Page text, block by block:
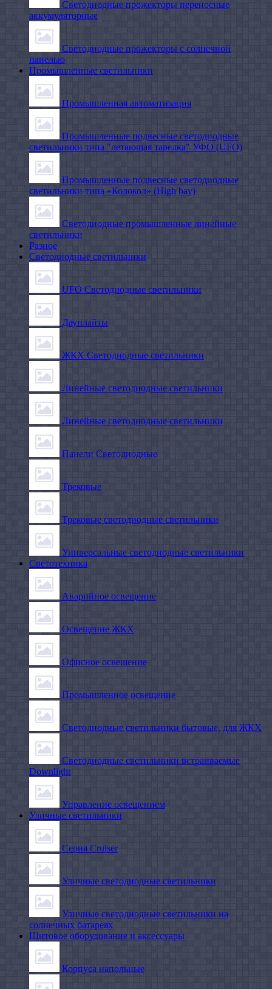
Светодиодные прожекторы переносные
аккумуляторные
Светодиодные прожекторы с солнечной
панелью
Промышленные светильники
Промышленная автоматизация
Промышленные подвесные cветодиодные
светильники типа "летающая тарелка" УФО (UFO)
Промышленные подвесные cветодиодные
светильники типа «Колокол» (High bay)
Светодиодные промышленные линейные
светильники
Разное
Светодиодные светильники
UFO Светодиодные светильники
Даунлайты
ЖКХ Светодиодные светильники
Линейные светодиодные светильники
Линейные светодиодные светильники
Панели Светодиодные
Трековые
Трековые светодиодные светильники
Универсальные светодиодные светильники
Светотехника
Аварийное освещение
Освещение ЖКХ
Офисное освещение
Промышленное освещение
Светодиодные светильники бытовые, для ЖКХ
Светодиодные светильники встраиваемые
Downlight
Управление освещением
Уличные светильники
Серия Cruiser
Уличные светодиодные светильники
Уличные светодиодные светильники на
солнечных батареях
Щитовое оборудование и аксессуары
Корпуса напольные